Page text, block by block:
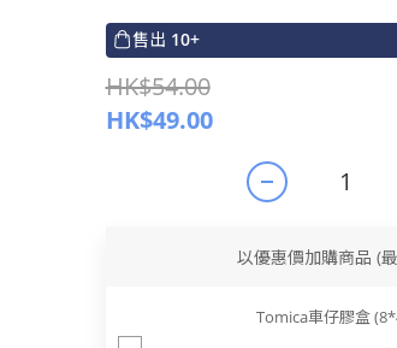
售出 10+
HK$54.00
HK$49.00
以優惠價加購商品 (
Tomica車仔膠盒